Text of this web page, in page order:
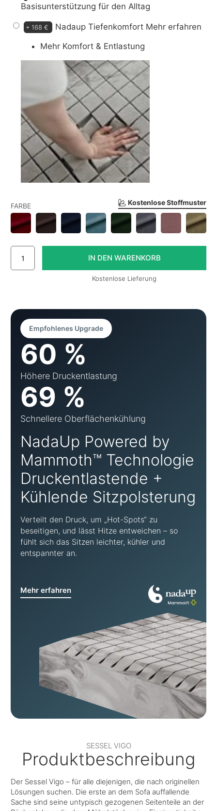
Kostenlose Stoffmuster
FARBE
Basisunterstützung für den Alltag
+168 € Nadaup Tiefenkomfort Mehr erfahren
Mehr Komfort & Entlastung
Kostenlose Lieferung
Empfohlenes Upgrade
60 %
Höhere Druckentlastung
69 %
Schnellere Oberflächenkühlung
NadaUp Powered by
Mammoth™ Technologie
Druckentlastende +
Kühlende Sitzpolsterung
Verteilt den Druck, um „Hot-Spots“ zu
beseitigen, und lässt Hitze entweichen – so
fühlt sich das Sitzen leichter, kühler und
entspannter an.
Mehr erfahren
SESSEL VIGO
Produktbeschreibung
Der Sessel Vigo – für alle diejenigen, die nach originellen
Lösungen suchen. Die erste an dem Sofa auffallende
Sache sind seine untypisch gezogenen Seitenteile an der